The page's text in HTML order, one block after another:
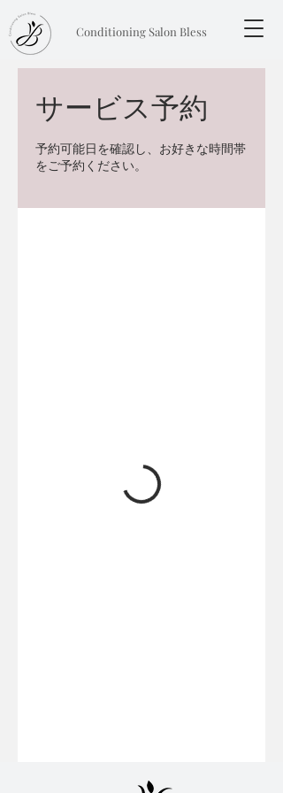
Conditioning Salon Bless
サービス予約
予約可能日を確認し、お好きな時間帯
をご予約ください。